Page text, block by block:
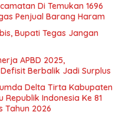
Di Temukan 1696
Penjual Barang Haram
Bupati Tegas Jangan
APBD 2025,
Berbalik Jadi Surplus
Delta Tirta Kabupaten
Indonesia Ke 81
Tahun 2026